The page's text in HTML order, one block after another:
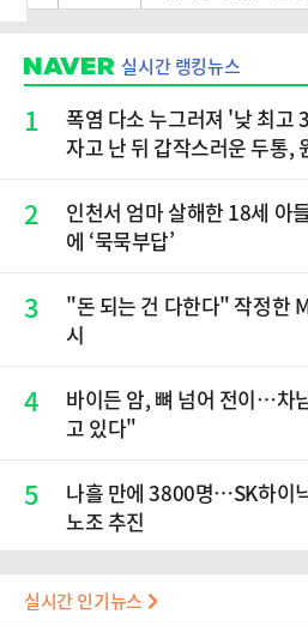
실시간 랭킹뉴스
1
폭염 다소 누그러져 '낮 최고
자고 난 뒤 갑작스러운 두통,
2
인천서 엄마 살해한 18세
에 ‘묵묵부답’
3
"돈 되는 건 다한다" 작정한
시
4
바이든 암, 뼈 넘어 전이…차
고 있다"
5
나흘 만에 3800명…SK하이
노조 추진
실시간 인기뉴스